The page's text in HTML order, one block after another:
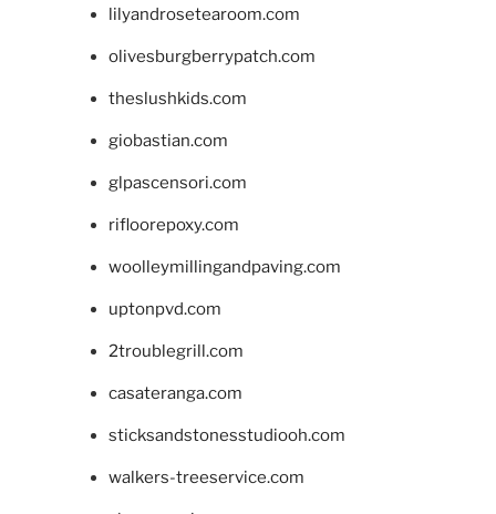
lilyandrosetearoom.com
olivesburgberrypatch.com
theslushkids.com
giobastian.com
glpascensori.com
rifloorepoxy.com
woolleymillingandpaving.com
uptonpvd.com
2troublegrill.com
casateranga.com
sticksandstonesstudiooh.com
walkers-treeservice.com